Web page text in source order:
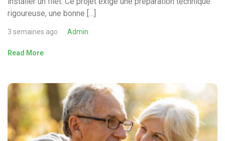
rigoureuse, une bonne […]
3 semaines ago Admin
Read More